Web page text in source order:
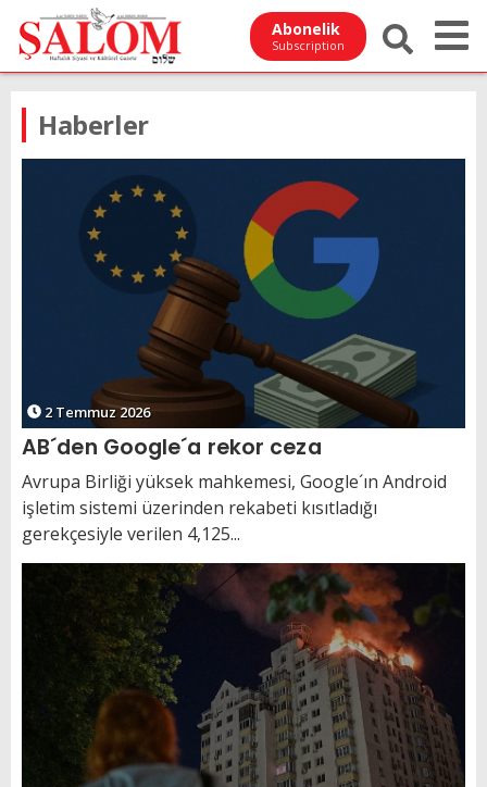
Abonelik
Subscription
Haberler
2 Temmuz 2026
AB´den Google´a rekor ceza
Avrupa Birliği yüksek mahkemesi, Google´ın Android
işletim sistemi üzerinden rekabeti kısıtladığı
gerekçesiyle verilen 4,125...